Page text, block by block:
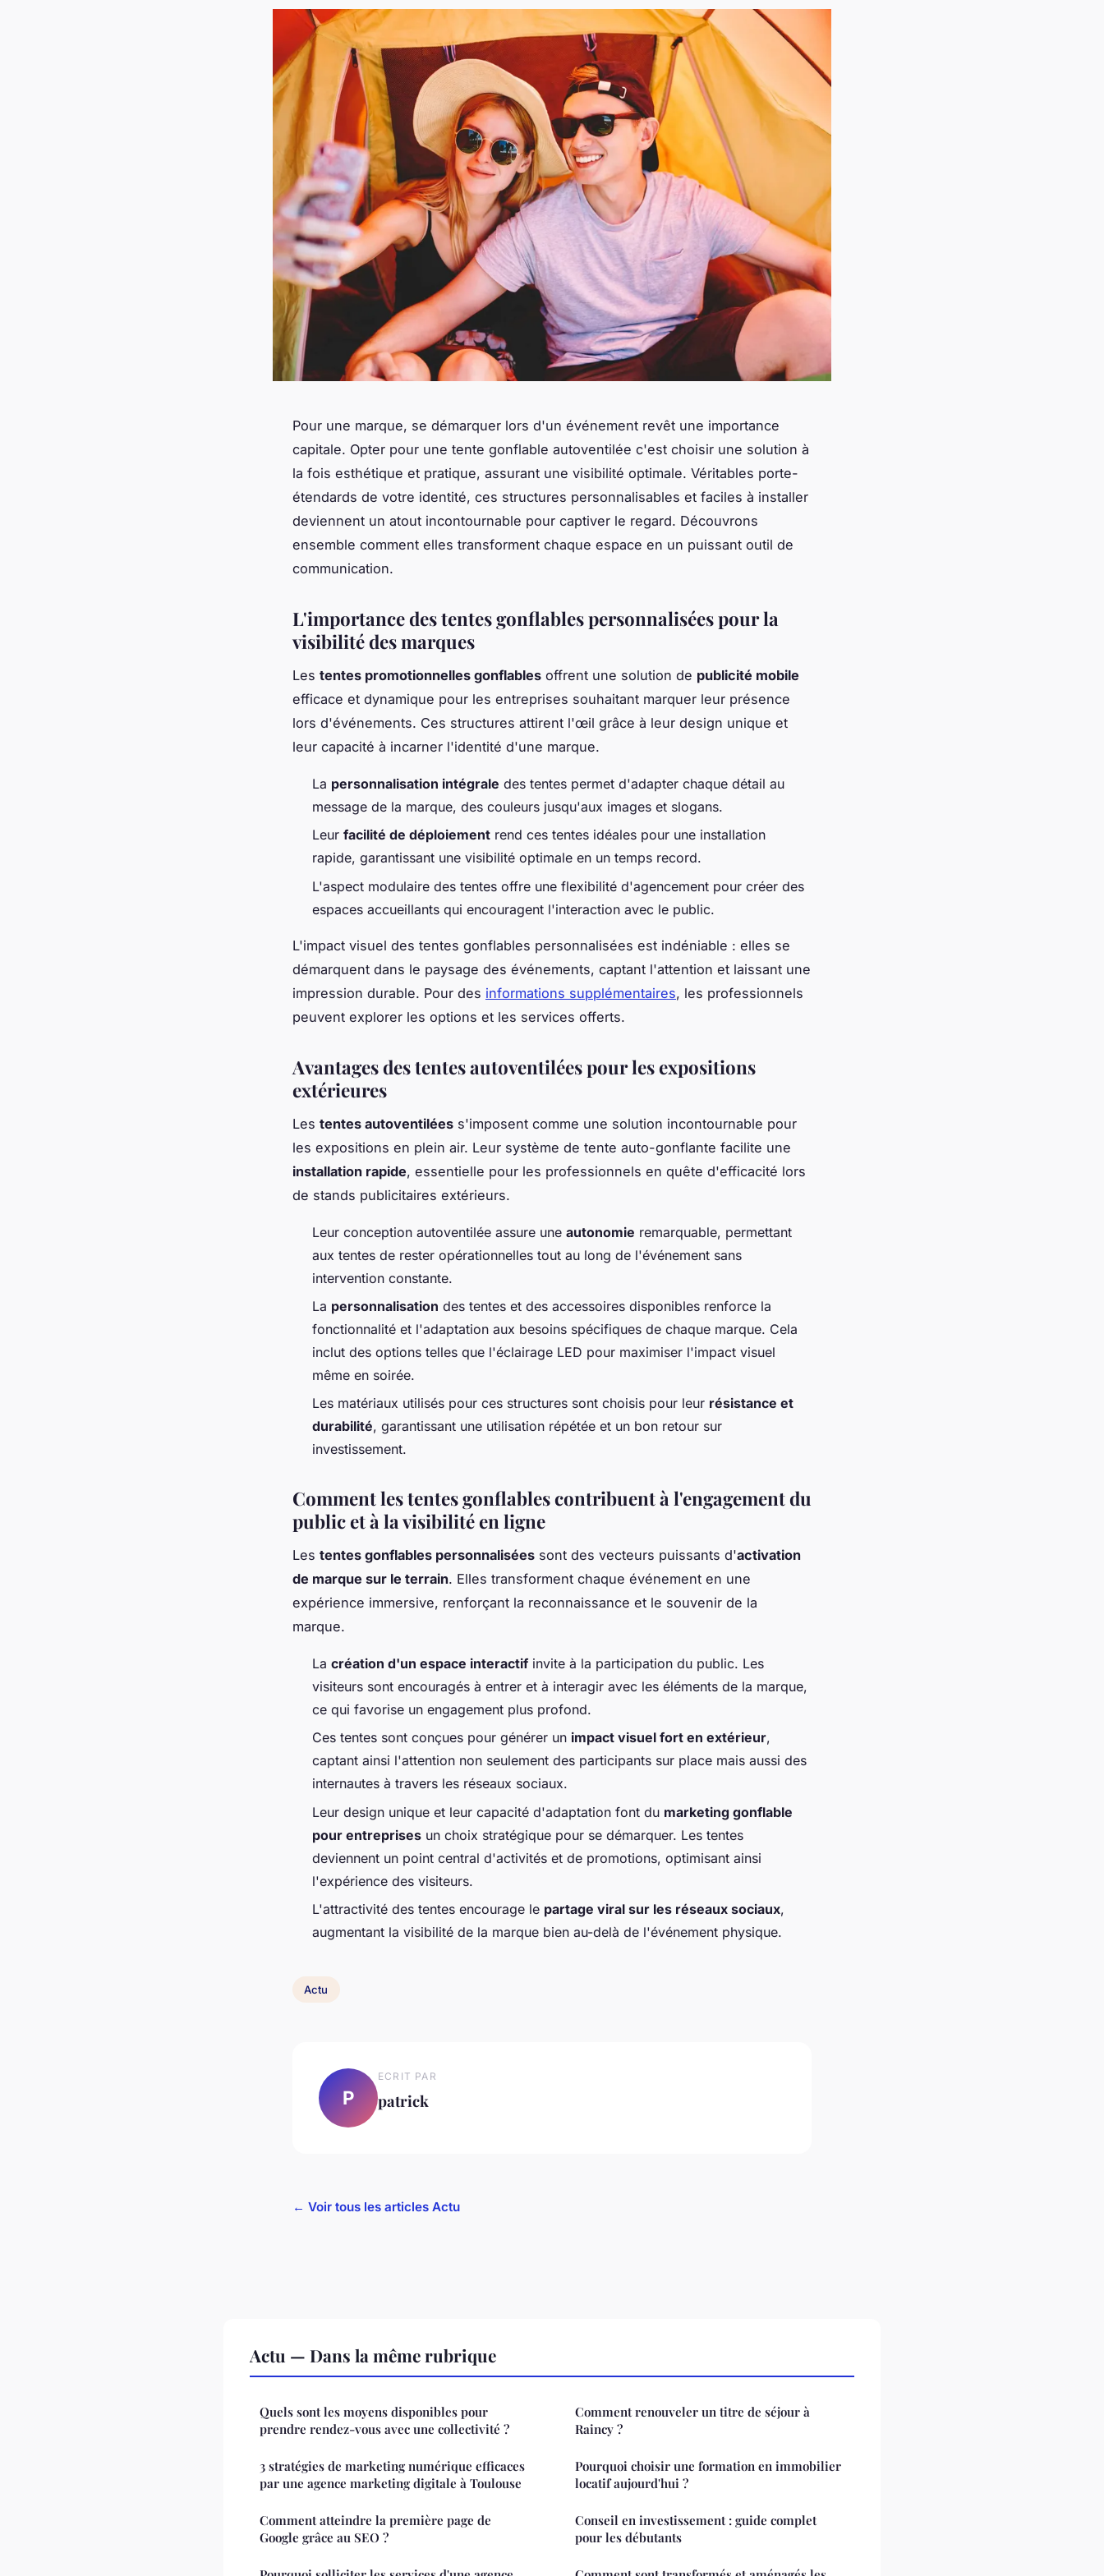
Pour une marque, se démarquer lors d'un événement revêt une importance
capitale. Opter pour une tente gonflable autoventilée c'est choisir une solution à
la fois esthétique et pratique, assurant une visibilité optimale. Véritables porte-
étendards de votre identité, ces structures personnalisables et faciles à installer
deviennent un atout incontournable pour captiver le regard. Découvrons
ensemble comment elles transforment chaque espace en un puissant outil de
communication.
L'importance des tentes gonflables personnalisées pour la
visibilité des marques
Les tentes promotionnelles gonflables offrent une solution de publicité mobile
efficace et dynamique pour les entreprises souhaitant marquer leur présence
lors d'événements. Ces structures attirent l'œil grâce à leur design unique et
leur capacité à incarner l'identité d'une marque.
La personnalisation intégrale des tentes permet d'adapter chaque détail au
message de la marque, des couleurs jusqu'aux images et slogans.
Leur facilité de déploiement rend ces tentes idéales pour une installation
rapide, garantissant une visibilité optimale en un temps record.
L'aspect modulaire des tentes offre une flexibilité d'agencement pour créer des
espaces accueillants qui encouragent l'interaction avec le public.
L'impact visuel des tentes gonflables personnalisées est indéniable : elles se
démarquent dans le paysage des événements, captant l'attention et laissant une
impression durable. Pour des informations supplémentaires, les professionnels
peuvent explorer les options et les services offerts.
Avantages des tentes autoventilées pour les expositions
extérieures
Les tentes autoventilées s'imposent comme une solution incontournable pour
les expositions en plein air. Leur système de tente auto-gonflante facilite une
installation rapide, essentielle pour les professionnels en quête d'efficacité lors
de stands publicitaires extérieurs.
Leur conception autoventilée assure une autonomie remarquable, permettant
aux tentes de rester opérationnelles tout au long de l'événement sans
intervention constante.
La personnalisation des tentes et des accessoires disponibles renforce la
fonctionnalité et l'adaptation aux besoins spécifiques de chaque marque. Cela
inclut des options telles que l'éclairage LED pour maximiser l'impact visuel
même en soirée.
Les matériaux utilisés pour ces structures sont choisis pour leur résistance et
durabilité, garantissant une utilisation répétée et un bon retour sur
investissement.
Comment les tentes gonflables contribuent à l'engagement du
public et à la visibilité en ligne
Les tentes gonflables personnalisées sont des vecteurs puissants d'activation
de marque sur le terrain. Elles transforment chaque événement en une
expérience immersive, renforçant la reconnaissance et le souvenir de la
marque.
La création d'un espace interactifinvite à la participation du public. Les
visiteurs sont encouragés à entrer et à interagir avec les éléments de la marque,
ce qui favorise un engagement plus profond.
Ces tentes sont conçues pour générer un impact visuel fort en extérieur,
captant ainsi l'attention non seulement des participants sur place mais aussi des
internautes à travers les réseaux sociaux.
Leur design unique et leur capacité d'adaptation font du marketing gonflable
pour entreprises un choix stratégique pour se démarquer. Les tentes
deviennent un point central d'activités et de promotions, optimisant ainsi
l'expérience des visiteurs.
L'attractivité des tentes encourage le partage viral sur les réseaux sociaux,
augmentant la visibilité de la marque bien au-delà de l'événement physique.
Actu
P
ECRIT PAR
patrick
← Voir tous les articles Actu
Actu — Dans la même rubrique
Quels sont les moyens disponibles pour
prendre rendez-vous avec une collectivité ?
3 stratégies de marketing numérique efficaces
par une agence marketing digitale à Toulouse
Comment atteindre la première page de
Google grâce au SEO ?
Comment renouveler un titre de séjour à
Raincy ?
Pourquoi choisir une formation en immobilier
locatif aujourd'hui ?
Conseil en investissement : guide complet
pour les débutants